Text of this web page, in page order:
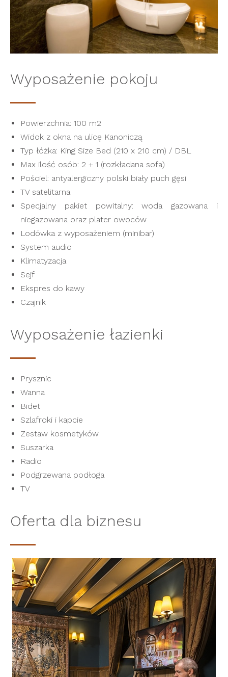
Wyposażenie pokoju
Powierzchnia: 100 m2
Widok z okna na ulicę Kanoniczą
Typ łóżka: King Size Bed (210 x 210 cm) / DBL
Max ilość osób: 2 + 1 (rozkładana sofa)
Pościel: antyalergiczny polski biały puch gęsi
TV satelitarna
Specjalny pakiet powitalny: woda gazowana i
niegazowana oraz plater owoców
Lodówka z wyposażeniem (minibar)
System audio
Klimatyzacja
Sejf
Ekspres do kawy
Czajnik
Wyposażenie łazienki
Prysznic
Wanna
Bidet
Szlafroki i kapcie
Zestaw kosmetyków
Suszarka
Radio
Podgrzewana podłoga
TV
Oferta dla biznesu